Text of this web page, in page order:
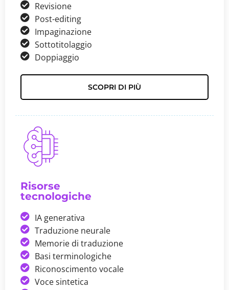
Revisione
Post-editing
Impaginazione
Sottotitolaggio
Doppiaggio
SCOPRI DI PIÙ
Risorse
tecnologiche
IA generativa
Traduzione neurale
Memorie di traduzione
Basi terminologiche
Riconoscimento vocale
Voce sintetica